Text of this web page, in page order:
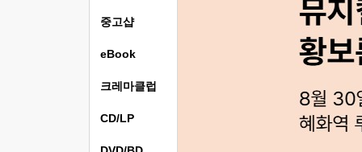
중고샵
eBook
크레마클럽
CD/LP